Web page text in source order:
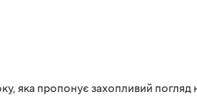
яка пропонує захопливий погляд